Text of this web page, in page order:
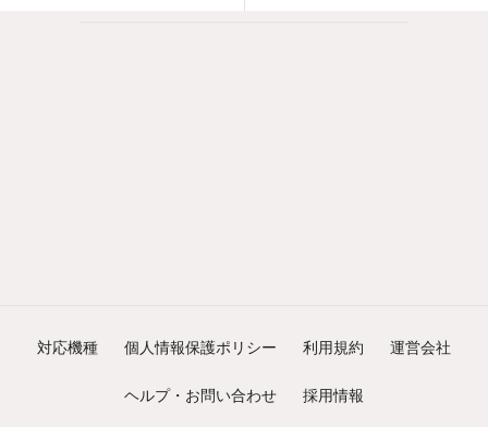
対応機種 個人情報保護ポリシー 利用規約 運営会社
ヘルプ・お問い合わせ 採用情報